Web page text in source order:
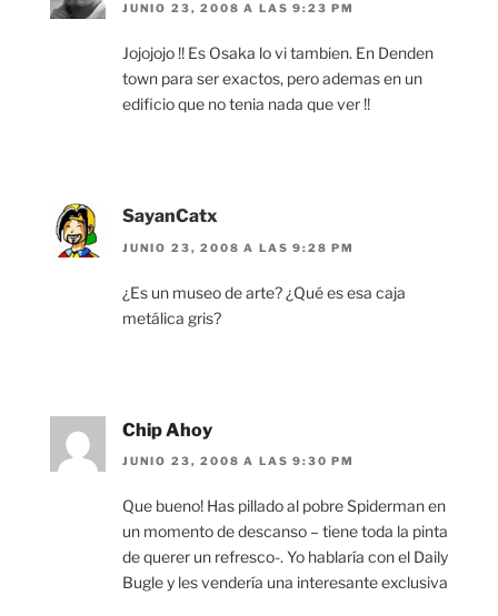
JUNIO 23, 2008 A LAS 9:23 PM
Jojojojo !! Es Osaka lo vi tambien. En Denden
town para ser exactos, pero ademas en un
edificio que no tenia nada que ver !!
SayanCatx
JUNIO 23, 2008 A LAS 9:28 PM
¿Es un museo de arte? ¿Qué es esa caja
metálica gris?
Chip Ahoy
JUNIO 23, 2008 A LAS 9:30 PM
Que bueno! Has pillado al pobre Spiderman en
un momento de descanso – tiene toda la pinta
de querer un refresco-. Yo hablaría con el Daily
Bugle y les vendería una interesante exclusiva